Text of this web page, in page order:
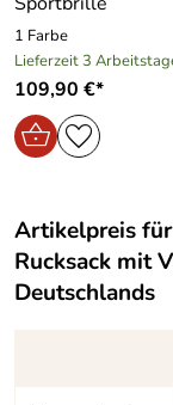
Hersteller:
Gersthofen,
1 Farbe
Lieferzeit 3
109,90 €*
Artikelpreis für
Rucksack mit
Deutschlands